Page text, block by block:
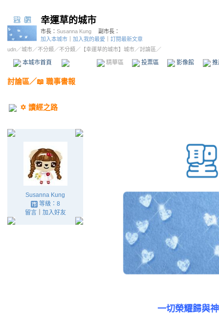
幸運草的城市
市長： Susanna Kung
副市長：
加入本城市
加入我的最愛
訂閱最新文章
udn／城市／不分類 ／不分類 ／ 【幸運草的城市】城市／討論區／
本城市首頁 精華區 投票區 影像館
討論區／📖 職事書報
✡️ 讀經之路
Susanna Kung
等級：8
留言｜ 加入好友
一切榮耀歸與